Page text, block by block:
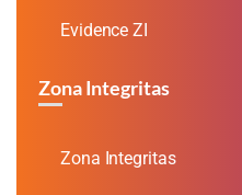
Evidence ZI
Zona Integritas
Zona Integritas